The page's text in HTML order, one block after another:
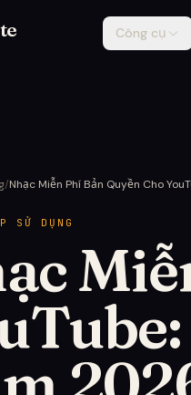
Công cụ
/Nhạc Miễn Phí Bản Quyền Cho
SỬ DỤNG